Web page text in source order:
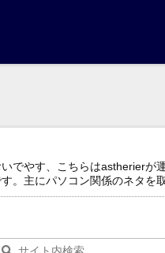
いでやす、こちらはastherierが
す。主にパソコン関係のネタを